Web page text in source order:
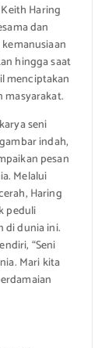
Haring
dan
hingga saat
menciptakan
masyarakat.
seni
indah,
pesan
Melalui
Haring
peduli
di dunia ini.
“Seni
Mari kita